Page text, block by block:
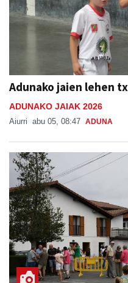
Adunako jaien lehen
ADUNAKO JAIAK 2026
Aiurri abu 05, 08:47 ADUNA